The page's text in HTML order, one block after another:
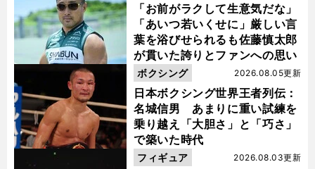
「お前がラクして生意気だな」
「あいつ若いくせに」厳しい言
葉を浴びせられるも佐藤慎太郎
が貫いた誇りとファンへの思い
日本ボクシング世界王者列伝：
名城信男 あまりに重い試練を
乗り越え「大胆さ」と「巧さ」
で築いた時代
2026.08.05更新
ボクシング
2026.08.03更新
フィギュア